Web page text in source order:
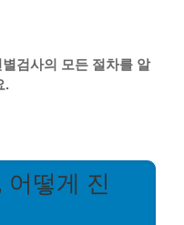
검사의 모든 절차를 알
.
어떻게 진